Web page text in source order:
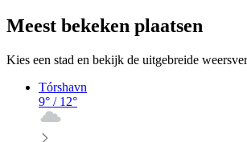
Meest bekeken plaatsen
Kies een stad en bekijk de uitgebreide
Tórshavn
9° / 12°